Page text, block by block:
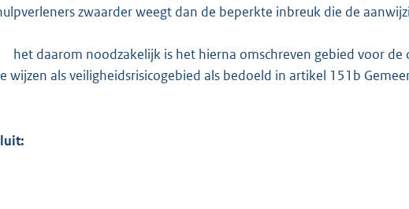
zwaarder weegt dan de beperkte inbreuk die de
het daarom noodzakelijk is het hierna omschreven gebied voor
wijzen als veiligheidsrisicogebied als bedoeld in artikel 151b